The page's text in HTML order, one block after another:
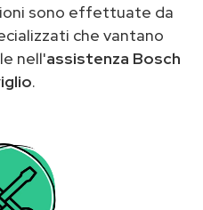
sono effettuate da
che vantano
nell'assistenza Bosch
.